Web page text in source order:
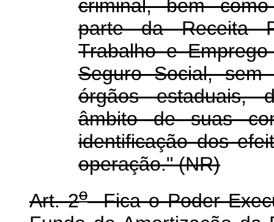
criminal, bem
parte da Receita
Trabalho e
Seguro Social,
órgãos estaduais,
âmbito de suas
identificação dos
operação." (NR)
Art. 2oFica o Poder